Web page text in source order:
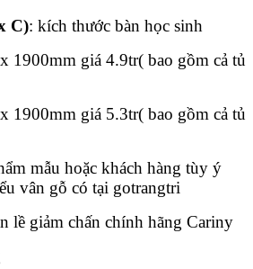
C): kích thước bàn học sinh
1900mm giá 4.9tr( bao gồm cả tủ
1900mm giá 5.3tr( bao gồm cả tủ
mẫu hoặc khách hàng tùy ý
vân gỗ có tại gotrangtri
lề giảm chấn chính hãng Cariny